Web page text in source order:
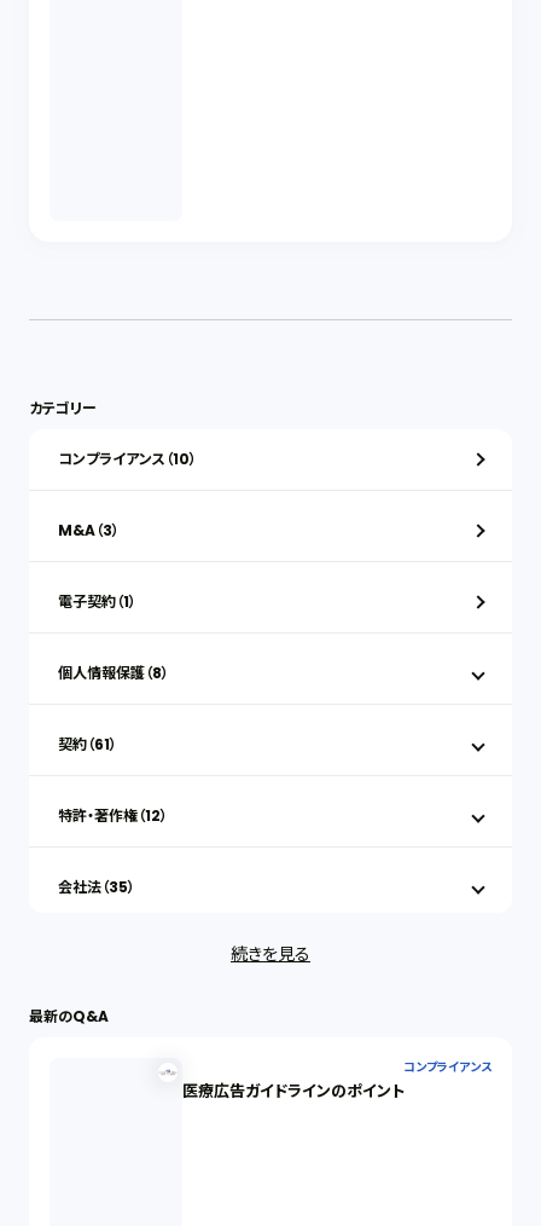
カテゴリー
コンプライアンス（10）
M&A（3）
電子契約（1）
個人情報保護（8）
契約（61）
特許・著作権（12）
会社法（35）
労働問題（33）
続きを見る
最新のQ&A
コンプライアンス
医療広告ガイドラインのポイント